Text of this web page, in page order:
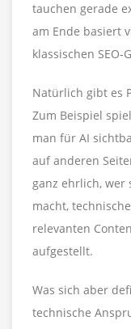
tauchen gerade
am Ende basiert
klassischen SEO-
Natürlich gibt es
Zum Beispiel
man für AI
auf anderen
ganz ehrlich, wer
macht,
relevanten
aufgestellt.
Was sich aber
technische